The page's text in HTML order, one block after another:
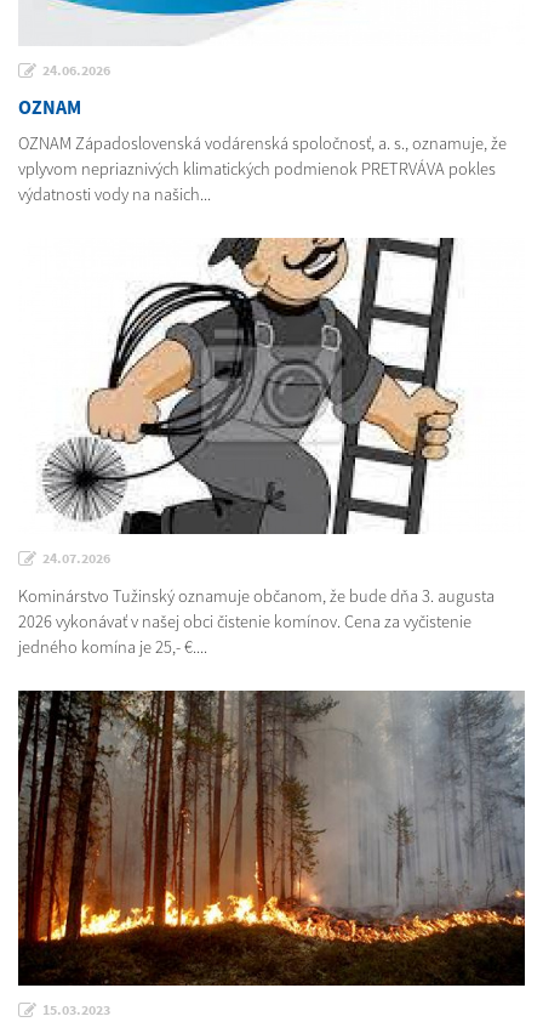
24.06.2026
OZNAM
OZNAM Západoslovenská vodárenská spoločnosť, a. s., oznamuje, že
vplyvom nepriaznivých klimatických podmienok PRETRVÁVA pokles
výdatnosti vody na našich...
24.07.2026
Kominárstvo Tužinský oznamuje občanom, že bude dňa 3. augusta
2026 vykonávať v našej obci čistenie komínov. Cena za vyčistenie
jedného komína je 25,- €....
15.03.2023